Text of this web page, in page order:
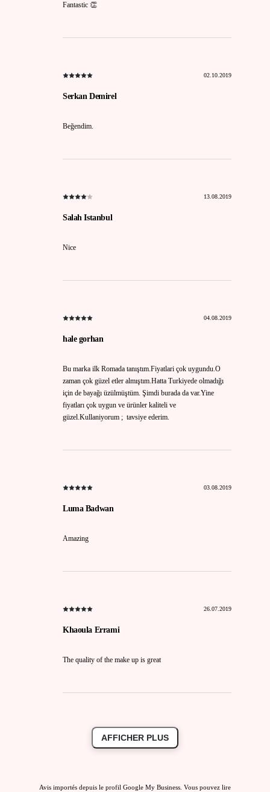
Fantastic 👏
02.10.2019
Serkan Demirel
Beğendim.
13.08.2019
Salah Istanbul
Nice
04.08.2019
hale gorhan
Bu marka ilk Romada tanıştım.Fiyatlari çok uygundu.O
zaman çok güzel etler almıştım.Hatta Turkiyede olmadığı
için de bayağı üzülmüştüm. Şimdi burada da var.Yine
fiyatları çok uygun ve ürünler kaliteli ve
güzel.Kullaniyorum ; tavsiye ederim.
03.08.2019
Luma Badwan
Amazing
26.07.2019
Khaoula Errami
The quality of the make up is great
AFFICHER PLUS
Avis importés depuis le profil Google My Business. Vous pouvez lire